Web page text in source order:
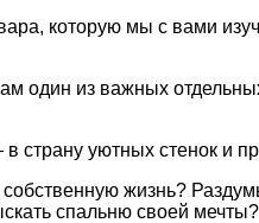
которую мы с вами
один из важных
уютных стенок и
жизнь?
спальню своей